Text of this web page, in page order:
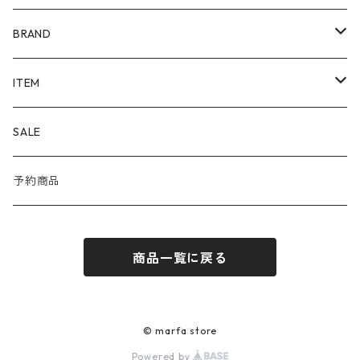
BRAND
ALAYA (LIMITED)
Corgi
DAYDATE
JILL PLATNER
ITEM
OUTER
SHIRT
SALE
予約商品
商品一覧に戻る
© marfa store
Powered by